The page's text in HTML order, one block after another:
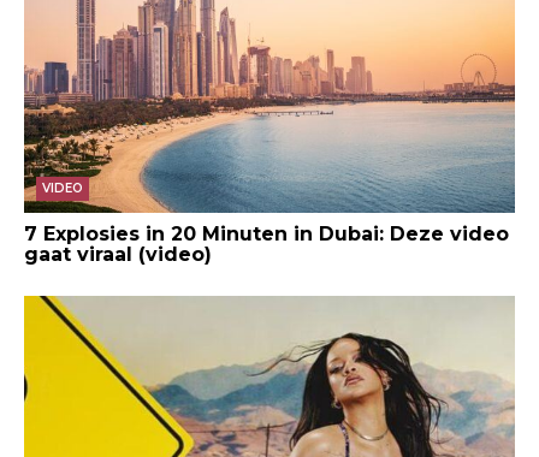
VIDEO
7 Explosies in 20 Minuten in Dubai: Deze video
gaat viraal (video)